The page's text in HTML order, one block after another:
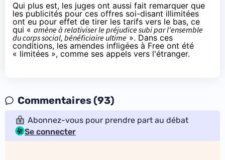
Qui plus est, les juges ont aussi fait remarquer que
les publicités pour ces offres soi-disant illimitées
ont eu pour effet de tirer les tarifs vers le bas, ce
qui « amène à relativiser le préjudice subi par l'ensemble
du corps social, bénéficiaire ultime ». Dans ces
conditions, les amendes infligées à Free ont été
« limitées », comme ses appels vers l'étranger.
Commentaires (93)
Abonnez-vous pour prendre part au débat
Se connecter